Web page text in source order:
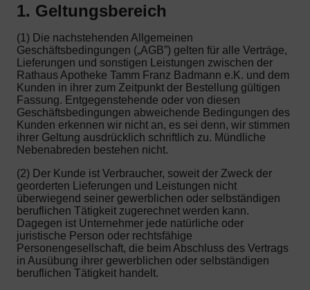
1. Geltungsbereich
(1) Die nachstehenden Allgemeinen
Geschäftsbedingungen („AGB”) gelten für alle Verträge,
Lieferungen und sonstigen Leistungen zwischen der
Rathaus Apotheke Tamm Franz Badmann e.K. und dem
Kunden in ihrer zum Zeitpunkt der Bestellung gültigen
Fassung. Entgegenstehende oder von diesen
Geschäftsbedingungen abweichende Bedingungen des
Kunden erkennen wir nicht an, es sei denn, wir stimmen
ihrer Geltung ausdrücklich schriftlich zu. Mündliche
Nebenabreden bestehen nicht.
(2) Der Kunde ist Verbraucher, soweit der Zweck der
georderten Lieferungen und Leistungen nicht
überwiegend seiner gewerblichen oder selbständigen
beruflichen Tätigkeit zugerechnet werden kann.
Dagegen ist Unternehmer jede natürliche oder
juristische Person oder rechtsfähige
Personengesellschaft, die beim Abschluss des Vertrags
in Ausübung ihrer gewerblichen oder selbständigen
beruflichen Tätigkeit handelt.